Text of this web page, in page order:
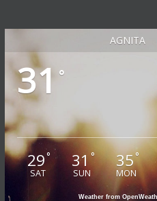
AGNITA
31 °
29°
SAT
31°
SUN
35°
MON
Weather from